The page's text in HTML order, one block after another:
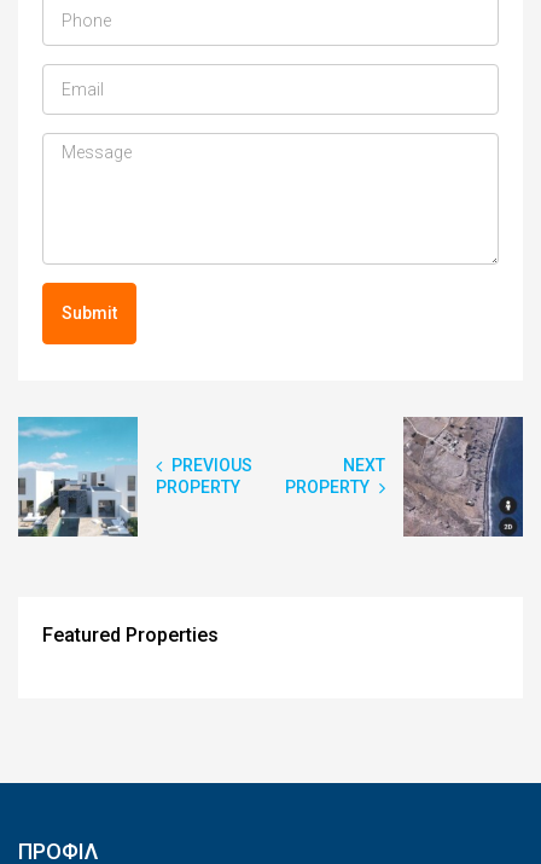
Submit
PREVIOUS
PROPERTY
NEXT
PROPERTY
Featured Properties
ΠΡΟΦΙΛ